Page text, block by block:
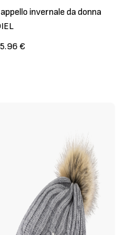
invernale da donna
€